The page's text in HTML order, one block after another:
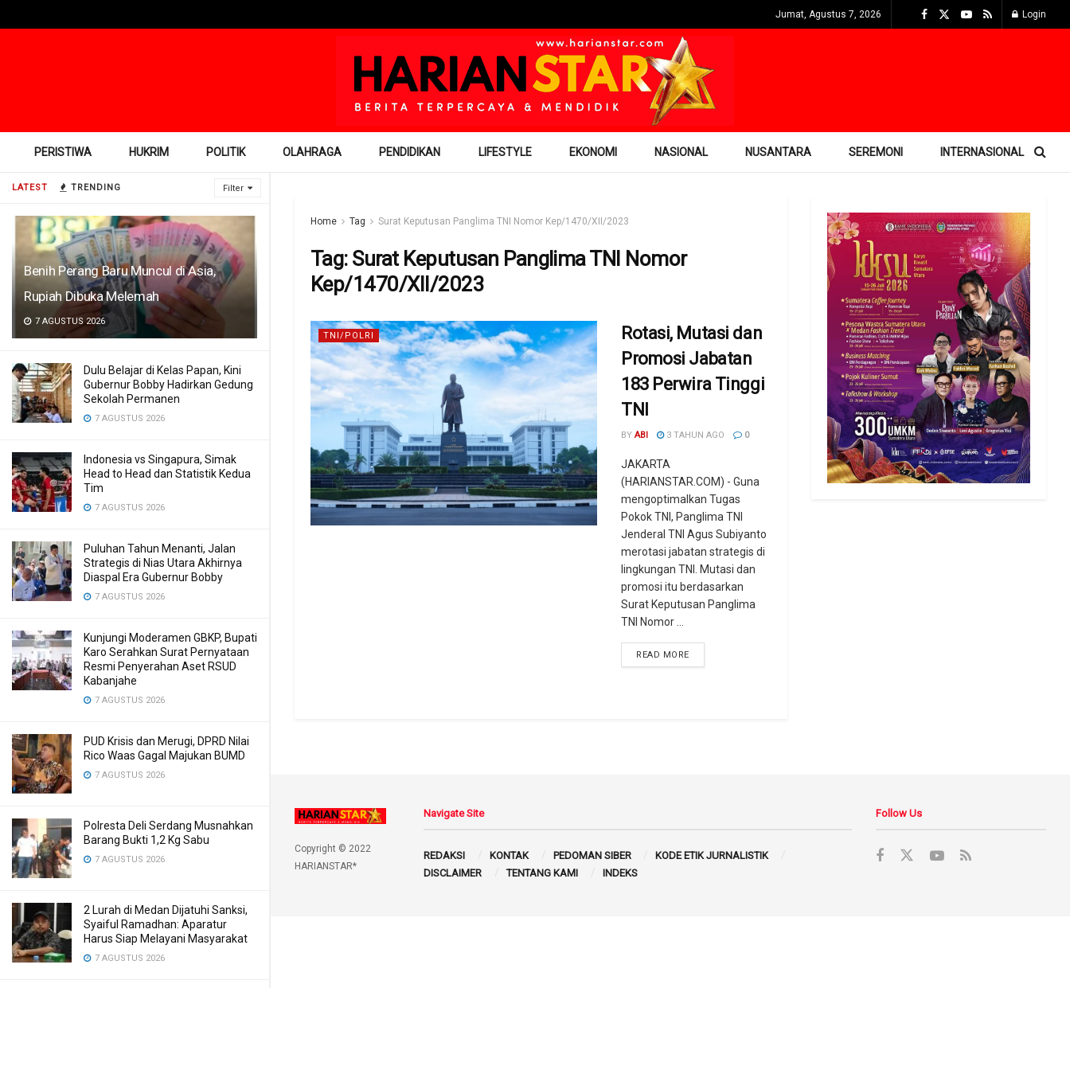
LATEST TRENDING Filter
Benih Perang Baru Muncul di Asia,
Rupiah Dibuka Melemah
7 AGUSTUS 2026
Dulu Belajar di Kelas Papan, Kini
Gubernur Bobby Hadirkan Gedung
Sekolah Permanen
7 AGUSTUS 2026
Indonesia vs Singapura, Simak
Head to Head dan Statistik Kedua
Tim
7 AGUSTUS 2026
Puluhan Tahun Menanti, Jalan
Strategis di Nias Utara Akhirnya
Diaspal Era Gubernur Bobby
7 AGUSTUS 2026
Kunjungi Moderamen GBKP, Bupati
Karo Serahkan Surat Pernyataan
Resmi Penyerahan Aset RSUD
Kabanjahe
7 AGUSTUS 2026
PUD Krisis dan Merugi, DPRD Nilai
Rico Waas Gagal Majukan BUMD
7 AGUSTUS 2026
Polresta Deli Serdang Musnahkan
Barang Bukti 1,2 Kg Sabu
7 AGUSTUS 2026
2 Lurah di Medan Dijatuhi Sanksi,
Syaiful Ramadhan: Aparatur
Harus Siap Melayani Masyarakat
7 AGUSTUS 2026
Jumat, Agustus 7, 2026 Login
PERISTIWA HUKRIM POLITIK OLAHRAGA PENDIDIKAN LIFESTYLE EKONOMI NASIONAL NUSANTARA SEREMONI INTERNASIONAL
Home Tag Surat Keputusan Panglima TNI Nomor Kep/1470/XII/2023
Tag: Surat Keputusan Panglima TNI Nomor
Kep/1470/XII/2023
TNI/POLRI
Rotasi, Mutasi dan
Promosi Jabatan
183 Perwira Tinggi
TNI
BY ABI 3 TAHUN AGO 0
JAKARTA
(HARIANSTAR.COM) - Guna
mengoptimalkan Tugas
Pokok TNI, Panglima TNI
Jenderal TNI Agus Subiyanto
merotasi jabatan strategis di
lingkungan TNI. Mutasi dan
promosi itu berdasarkan
Surat Keputusan Panglima
TNI Nomor ...
READ MORE
Copyright © 2022
HARIANSTAR*
Navigate Site
REDAKSI KONTAK PEDOMAN SIBER
KODE ETIK JURNALISTIK
DISCLAIMER
TENTANG KAMI INDEKS
Follow Us